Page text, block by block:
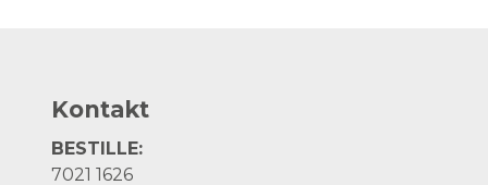
Kontakt
BESTILLE:
7021 1626